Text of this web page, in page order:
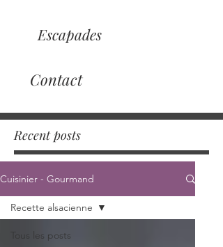
Escapades
Contact
Recent posts
Cuisinier - Gourmand
Tous les posts
Recette alsacienne